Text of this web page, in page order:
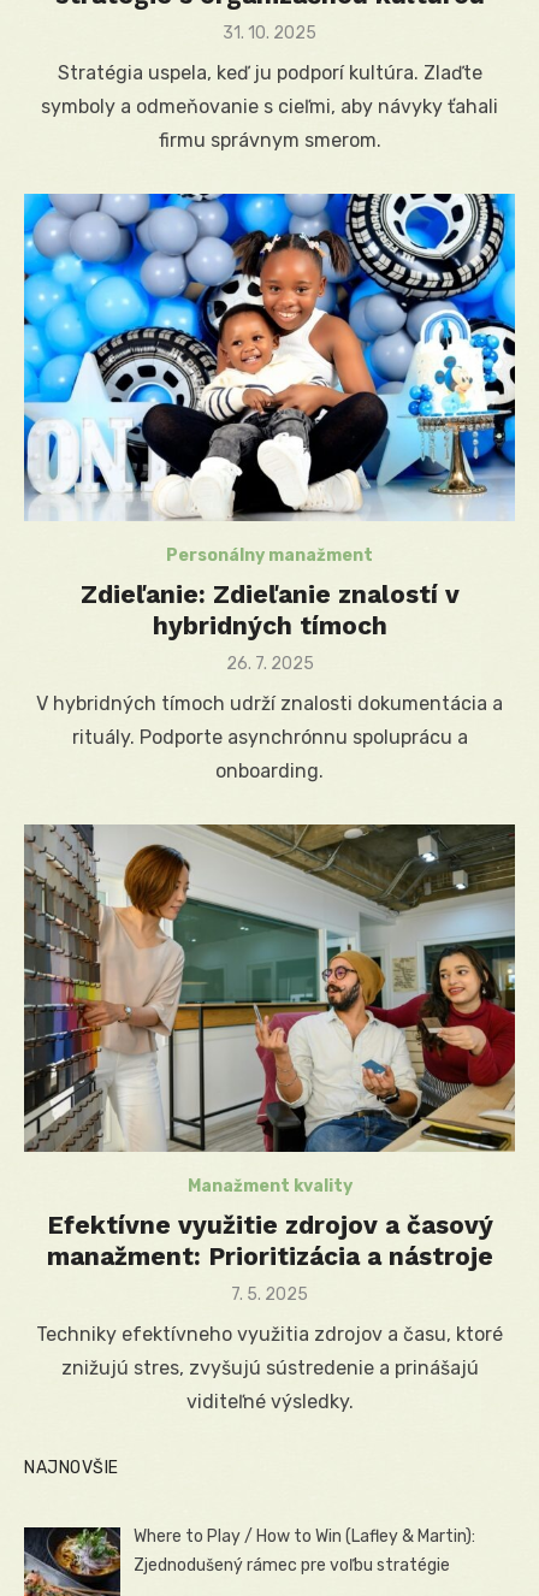
Posted
31. 10. 2025
Stratégia uspela, keď ju podporí kultúra. Zlaďte
symboly a odmeňovanie s cieľmi, aby návyky ťahali
firmu správnym smerom.
Personálny manažment
Zdieľanie: Zdieľanie znalostí v
hybridných tímoch
Posted
26. 7. 2025
V hybridných tímoch udrží znalosti dokumentácia a
rituály. Podporte asynchrónnu spoluprácu a
onboarding.
Manažment kvality
Efektívne využitie zdrojov a časový
manažment: Prioritizácia a nástroje
Posted
7. 5. 2025
Techniky efektívneho využitia zdrojov a času, ktoré
znižujú stres, zvyšujú sústredenie a prinášajú
viditeľné výsledky.
NAJNOVŠIE
Where to Play / How to Win (Lafley & Martin):
Zjednodušený rámec pre voľbu stratégie